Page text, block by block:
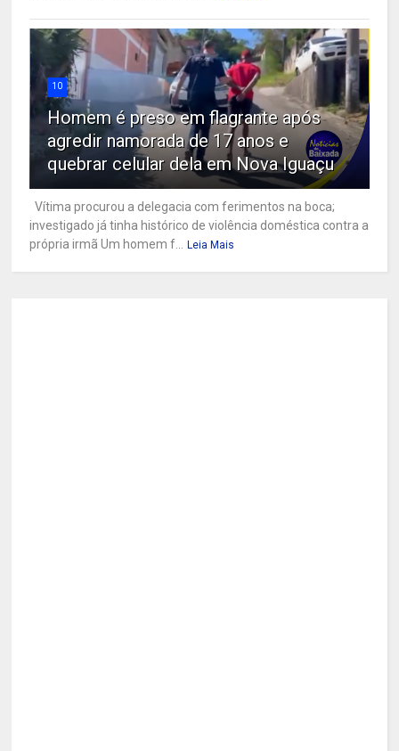
10
Homem é preso em flagrante após
agredir namorada de 17 anos e
quebrar celular dela em Nova Iguaçu
Vítima procurou a delegacia com ferimentos na boca;
investigado já tinha histórico de violência doméstica contra a
própria irmã Um homem f... Leia Mais